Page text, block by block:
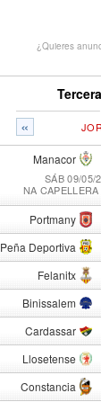
¿Quieres
«
Manacor
SÁB 09/05/
NA
Portmany
Peña Deportiva
Felanitx
Binissalem
Cardassar
Llosetense
Constancia